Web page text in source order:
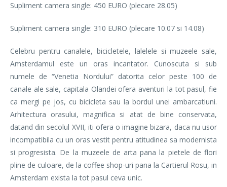
Supliment camera single: 450 EURO (plecare 28.05)
Supliment camera single: 310 EURO (plecare 10.07 si 14.08)
Celebru pentru canalele, bicicletele, lalelele si muzeele sale,
Amsterdamul este un oras incantator. Cunoscuta si sub
numele de “Venetia Nordului” datorita celor peste 100 de
canale ale sale, capitala Olandei ofera aventuri la tot pasul, fie
ca mergi pe jos, cu bicicleta sau la bordul unei ambarcatiuni.
Arhitectura orasului, magnifica si atat de bine conservata,
datand din secolul XVII, iti ofera o imagine bizara, daca nu usor
incompatibila cu un oras vestit pentru atitudinea sa modernista
si progresista. De la muzeele de arta pana la pietele de flori
pline de culoare, de la coffee shop-uri pana la Cartierul Rosu, in
Amsterdam exista la tot pasul ceva unic.